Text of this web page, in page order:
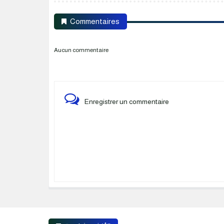
Commentaires
Aucun commentaire
Enregistrer un commentaire